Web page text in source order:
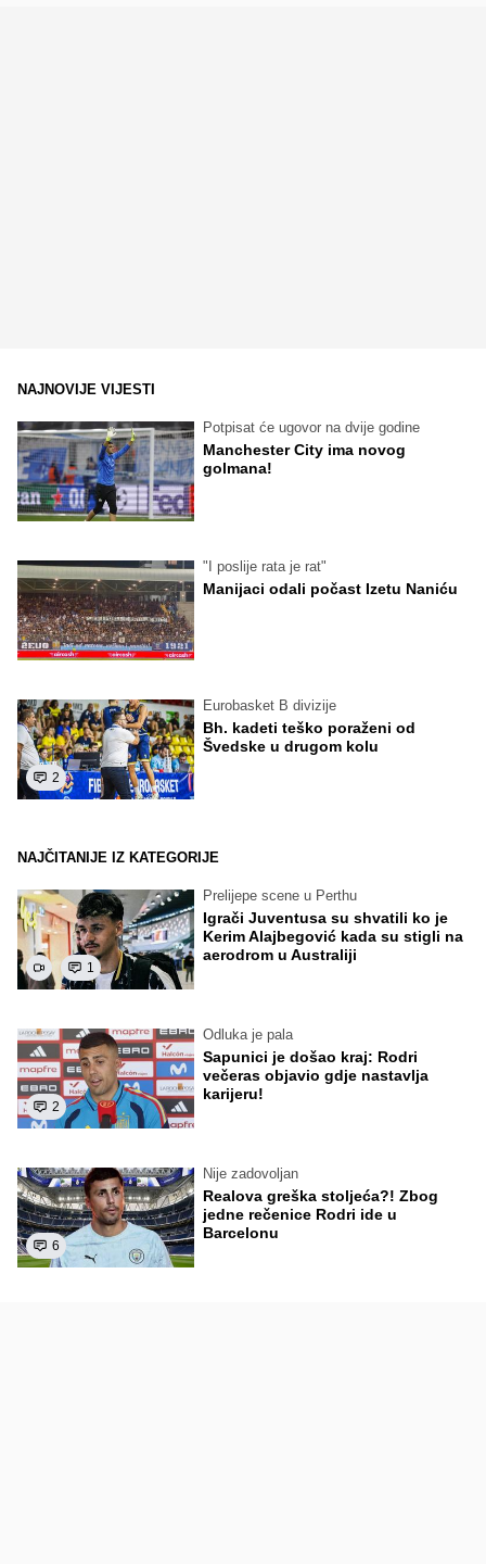
NAJNOVIJE VIJESTI
Potpisat će ugovor na dvije godine
Manchester City ima novog
golmana!
"I poslije rata je rat"
Manijaci odali počast Izetu Naniću
2
Eurobasket B divizije
Bh. kadeti teško poraženi od
Švedske u drugom kolu
NAJČITANIJE IZ KATEGORIJE
1
Prelijepe scene u Perthu
Igrači Juventusa su shvatili ko je
Kerim Alajbegović kada su stigli na
aerodrom u Australiji
2
Odluka je pala
Sapunici je došao kraj: Rodri
večeras objavio gdje nastavlja
karijeru!
6
Nije zadovoljan
Realova greška stoljeća?! Zbog
jedne rečenice Rodri ide u
Barcelonu